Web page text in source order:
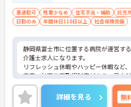
車通勤可 残業少なめ 住宅手当・補助 託児
日勤のみ
年間休日110日以上 社会保険完備
静岡県富士市に位置する病院が運営する
介護士求人になります。
リフレッシュ休暇やハッピー休暇など
充実。計画休暇取得制度があり、最大9
可能です！
最新の求人状況や質問につきましては、
問合せください。
詳細を見る 無